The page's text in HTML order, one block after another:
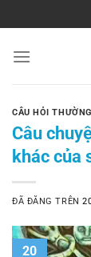
đến
nội
CÂU HỎI
Câu
khác của
ĐÃ ĐĂNG TRÊN
20